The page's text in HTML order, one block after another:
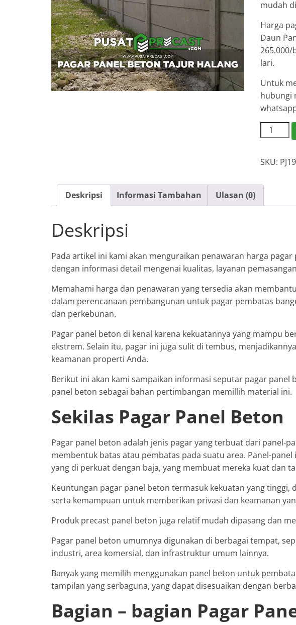
mudah
Harga
Daun
265.000/
lari.
Untuk
hubungi
Kuantitas
Harga
Panel
Halang
SKU:
Deskripsi Informasi Tambahan Ulasan (0)
Deskripsi
Pada artikel ini kami akan menguraikan penawaran harga
dengan informasi detail mengenai kualitas, layanan
Memahami harga dan penawaran yang tersedia akan
dalam perencanaan pembangunan untuk pagar pembatas
dan perkebunan.
Pagar panel beton di kenal karena kekuatannya yang mampu
ekstrem. Selain itu, pagar ini juga sulit di tembus,
keamanan properti Anda.
Berikut ini akan kami sampaikan informasi seputar pagar panel
panel beton sebagai bahan pertimbangan memillih material ini.
Sekilas Pagar Panel Beton
Pagar panel beton adalah jenis pagar yang terbuat dari panel-
membentuk batas atau pembatas pada suatu area. Panel-
yang di perkuat dengan baja, yang membuat mereka kuat dan
Keuntungan pagar panel beton termasuk kekuatan yang tinggi,
serta kemampuan untuk memberikan privasi dan keamanan
Produk precast panel beton juga relatif mudah dipasang dan
Pagar panel beton umumnya digunakan di berbagai tempat,
industri, area komersial, dan infrastruktur umum lainnya.
Banyak yang memilih menggunakan panel beton untuk
tampilan yang serbaguna, yang dapat disesuaikan dengan
Bagian – bagian Pagar